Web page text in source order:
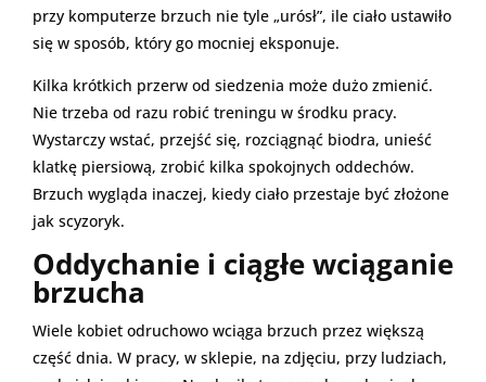
przy komputerze brzuch nie tyle „urósł”, ile ciało ustawiło
się w sposób, który go mocniej eksponuje.
Kilka krótkich przerw od siedzenia może dużo zmienić.
Nie trzeba od razu robić treningu w środku pracy.
Wystarczy wstać, przejść się, rozciągnąć biodra, unieść
klatkę piersiową, zrobić kilka spokojnych oddechów.
Brzuch wygląda inaczej, kiedy ciało przestaje być złożone
jak scyzoryk.
Oddychanie i ciągłe wciąganie
brzucha
Wiele kobiet odruchowo wciąga brzuch przez większą
część dnia. W pracy, w sklepie, na zdjęciu, przy ludziach,